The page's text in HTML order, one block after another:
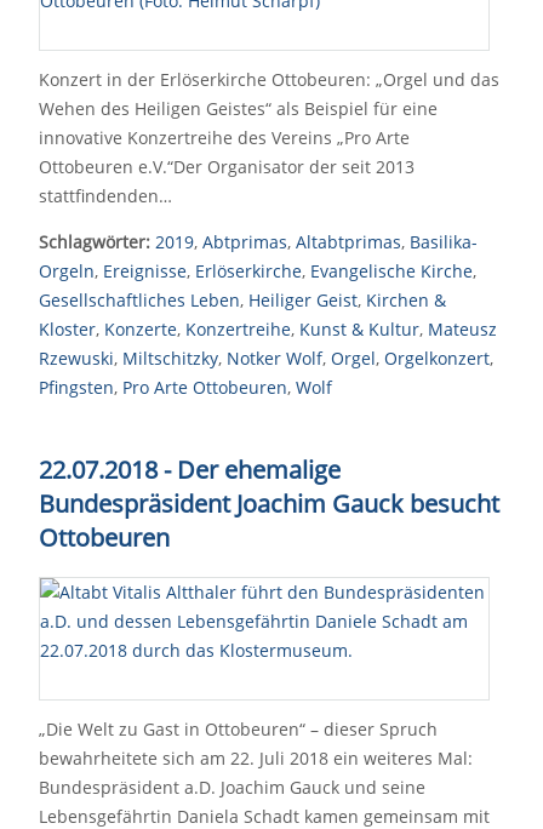
Konzert in der Erlöserkirche Ottobeuren: „Orgel und das
Wehen des Heiligen Geistes“ als Beispiel für eine
innovative Konzertreihe des Vereins „Pro Arte
Ottobeuren e.V.“Der Organisator der seit 2013
stattfindenden…
Schlagwörter: 2019, Abtprimas, Altabtprimas, Basilika-
Orgeln, Ereignisse, Erlöserkirche, Evangelische Kirche,
Gesellschaftliches Leben, Heiliger Geist, Kirchen &
Kloster, Konzerte, Konzertreihe, Kunst & Kultur, Mateusz
Rzewuski, Miltschitzky, Notker Wolf, Orgel, Orgelkonzert,
Pfingsten, Pro Arte Ottobeuren, Wolf
22.07.2018 - Der ehemalige
Bundespräsident Joachim Gauck besucht
Ottobeuren
„Die Welt zu Gast in Ottobeuren“ – dieser Spruch
bewahrheitete sich am 22. Juli 2018 ein weiteres Mal:
Bundespräsident a.D. Joachim Gauck und seine
Lebensgefährtin Daniela Schadt kamen gemeinsam mit